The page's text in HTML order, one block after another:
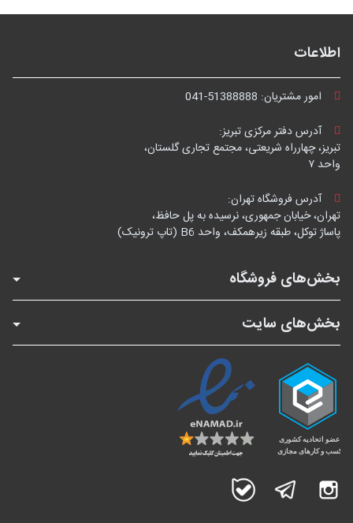
اطلاعات
امور مشتریان: 041-51388888
آدرس دفتر مرکزی تبریز:
تبریز، چهارراه شریعتی، مجتمع تجاری گلستان،
واحد ۷
آدرس فروشگاه تهران:
تهران، خیابان جمهوری، نرسیده به پل حافظ،
پاساژ توکل، طبقه زیرهمکف، واحد B6 (تاپ ترونیک)
بخش‌های فروشگاه
بخش‌های سایت
اینستاگرام تلگرام